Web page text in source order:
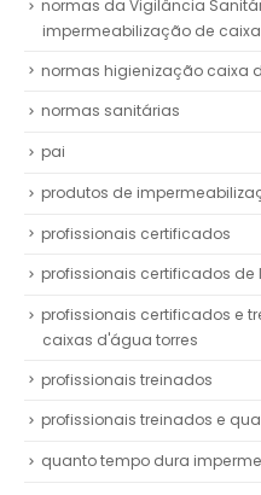
normas da Vigilância
impermeabilização de
normas higienização caixa
normas sanitárias
pai
produtos de
profissionais certificados
profissionais certificados
profissionais certificados e
caixas d'água torres
profissionais treinados
profissionais treinados e
quanto tempo dura